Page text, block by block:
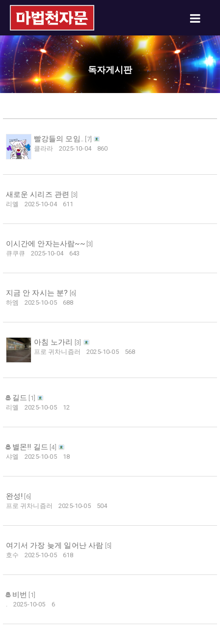
독자게시판
빨강들의 모임.. 7]
클라라
2025-10-04 860
새로운 시리즈 관련 3
리옐
2025-10-04 611
이시간에 안자는사람~~[3
큐쿠큐
2025-10-04 643
지금 안 자시는 분? 6
하엠
2025-10-05 688
아침 노가리 [3
프로 귀차니즘러
2025-10-05 568
길드 1
리옐
2025-10-05 12
별몬!! 길드 4]
샤엘
2025-10-05 18
완성! 6]
프로 귀차니즘러
2025-10-05 504
여기서 가장 늦게 일어난 사람 5
호수
2025-10-05 618
비번 1
.
2025-10-05 6